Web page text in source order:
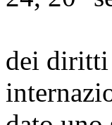
dei diritti